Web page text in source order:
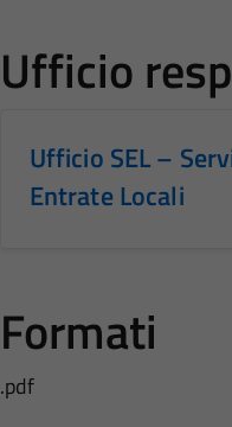
Ufficio
Ufficio SEL –
Entrate Locali
Formati
.pdf